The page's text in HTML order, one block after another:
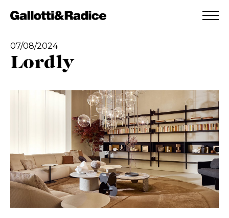
AGGIUNTO ALLA WISHLIST
07/08/2024
Lordly